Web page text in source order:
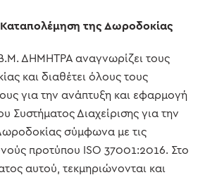
Καταπολέμηση της Δωροδοκίας
ΔΗΜΗΤΡΑ αναγνωρίζει τους
και διαθέτει όλους τους
για την ανάπτυξη και εφαρμογή
Συστήματος Διαχείρισης για την
σύμφωνα με τις
προτύπου ISO 37001:2016. Στο
αυτού, τεκμηριώνονται και